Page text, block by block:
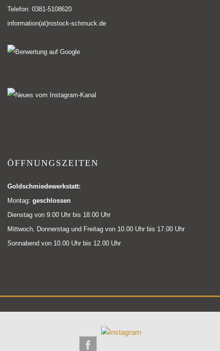
Telefon: 0381-5108620
information(at)rostock-schmuck.de
ÖFFNUNGSZEITEN
Goldschmiedewerkstatt:
Montag: geschlossen
Dienstag von 9.00 Uhr bis 18.00 Uhr
Mittwoch, Donnerstag und Freitag von 10.00 Uhr bis 17.00 Uhr
Sonnabend von 10.00 Uhr bis 12.00 Uhr